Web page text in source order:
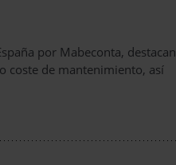
por Mabeconta, destacan
coste de mantenimiento, así